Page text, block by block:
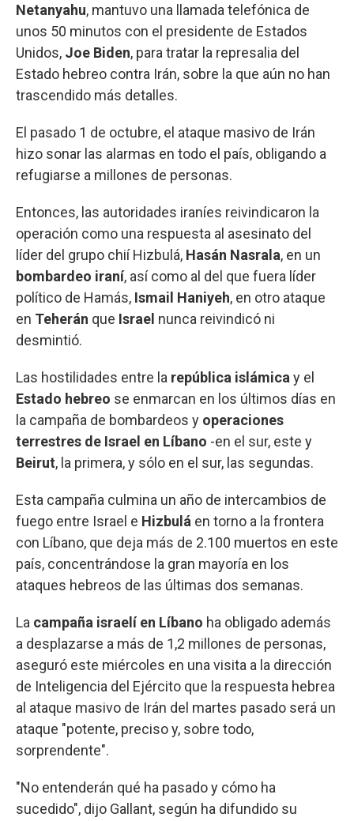
Netanyahu, mantuvo una llamada telefónica de
unos 50 minutos con el presidente de Estados
Unidos, Joe Biden, para tratar la represalia del
Estado hebreo contra Irán, sobre la que aún no han
trascendido más detalles.
El pasado 1 de octubre, el ataque masivo de Irán
hizo sonar las alarmas en todo el país, obligando a
refugiarse a millones de personas.
Entonces, las autoridades iraníes reivindicaron la
operación como una respuesta al asesinato del
líder del grupo chií Hizbulá, Hasán Nasrala, en un
bombardeo iraní, así como al del que fuera líder
político de Hamás, Ismail Haniyeh, en otro ataque
en Teherán que Israel nunca reivindicó ni
desmintió.
Las hostilidades entre la república islámica y el
Estado hebreo se enmarcan en los últimos días en
la campaña de bombardeos y operaciones
terrestres de Israel en Líbano -en el sur, este y
Beirut, la primera, y sólo en el sur, las segundas.
Esta campaña culmina un año de intercambios de
fuego entre Israel e Hizbulá en torno a la frontera
con Líbano, que deja más de 2.100 muertos en este
país, concentrándose la gran mayoría en los
ataques hebreos de las últimas dos semanas.
La campaña israelí en Líbano ha obligado además
a desplazarse a más de 1,2 millones de personas,
aseguró este miércoles en una visita a la dirección
de Inteligencia del Ejército que la respuesta hebrea
al ataque masivo de Irán del martes pasado será un
ataque "potente, preciso y, sobre todo,
sorprendente".
"No entenderán qué ha pasado y cómo ha
sucedido", dijo Gallant, según ha difundido su